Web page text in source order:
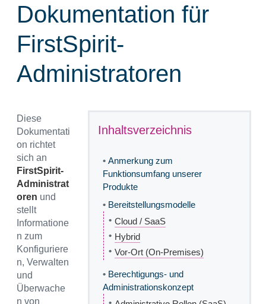
Dokumentation für
FirstSpirit-
Administratoren
Inhaltsverzeichnis
• Anmerkung zum
Funktionsumfang unserer
Produkte
• Bereitstellungsmodelle
• Cloud / SaaS
• Hybrid
• Vor-Ort (On-Premises)
• Berechtigungs- und
Administrationskonzept
Diese
Dokumentati
on richtet
sich an
FirstSpirit-
Administrat
oren und
stellt
Informatione
n zum
Konfiguriere
n, Verwalten
und
Überwache
n von